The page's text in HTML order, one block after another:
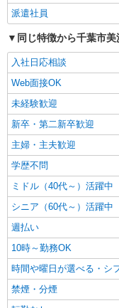
定着
給例です。 ―別途手当―
月
当
末
当 └0
キープ
職業紹介
株式会社kotrio /●SW-S-
検
麗
給
善手
によ
間）
手当
（上記
歓迎
者
キープ
派遣社員
株式会社kotrio /●CB-H-
＜
看護
派遣社員
同じ特徴から千葉市
入社日応相談
Web面接OK
未経験歓迎
新卒・第二新卒歓迎
主婦・主夫歓迎
学歴不問
ミドル（40代～）活躍中
シニア（60代～）活躍中
週払い
10時～勤務OK
時間や曜日が選べる・シ
禁煙・分煙